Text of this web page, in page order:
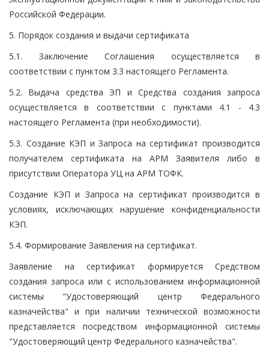
Российской Федерации.
5. Порядок создания и выдачи сертификата
5.1. Заключение Соглашения осуществляется в
соответствии с пунктом 3.3 настоящего Регламента.
5.2. Выдача средства ЭП и Средства создания запроса
осуществляется в соответствии с пунктами 4.1 - 4.3
настоящего Регламента (при необходимости).
5.3. Создание КЭП и Запроса на сертификат производится
получателем сертификата на АРМ Заявителя либо в
присутствии Оператора УЦ на АРМ ТОФК.
Создание КЭП и Запроса на сертификат производится в
условиях, исключающих нарушение конфиденциальности
КЭП.
5.4. Формирование Заявления на сертификат.
Заявление на сертификат формируется Средством
создания запроса или с использованием информационной
системы "Удостоверяющий центр Федерального
казначейства" и при наличии технической возможности
представляется посредством информационной системы
"Удостоверяющий центр Федерального казначейства".